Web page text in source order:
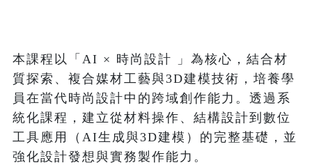
本課程以「AI × 時尚設計 」為核心，結合材
質探索、複合媒材工藝與3D建模技術，培養學
員在當代時尚設計中的跨域創作能力。透過系
統化課程，建立從材料操作、結構設計到數位
工具應用（AI生成與3D建模）的完整基礎，並
強化設計發想與實務製作能力。